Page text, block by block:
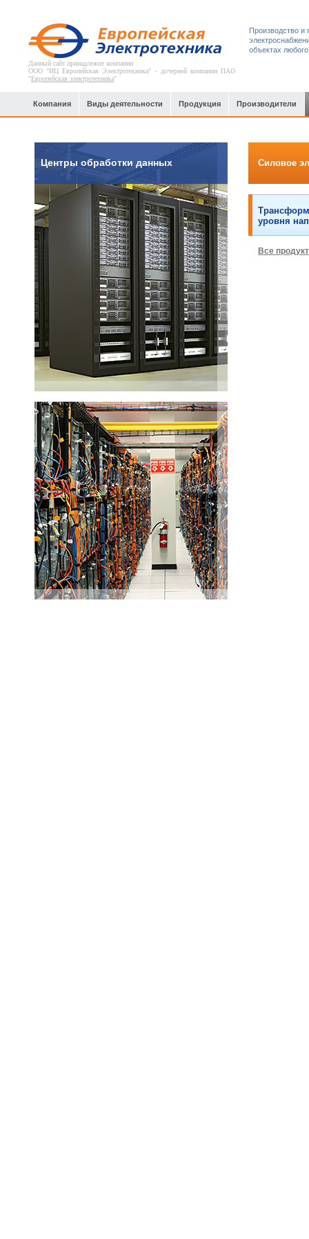
Данный сайт принадлежит компании
ООО "ИЦ Европейская Электротехника" - дочерней компании ПАО
"Европейская электротехника"
Производство и
объектах
Компания Виды деятельности Продукция Производители
Центры обработки данных Силовое
уровня
Все